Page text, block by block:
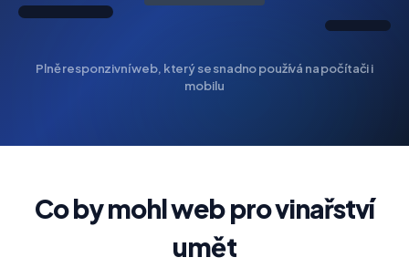
Plně responzivní web, který se snadno používá na počítači i
mobilu
Co by mohl web pro vinařství
umět